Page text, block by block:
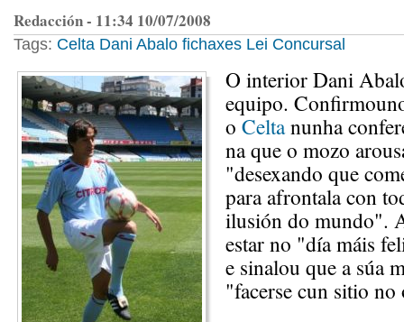
Redacción - 11:34 10/07/2008
Tags: Celta Dani Abalo fichaxes Lei Concursal
O interior Dani
equipo.
o Celtanunha
na que o mozo
"desexando que
para afrontala con
ilusión do mundo".
estar no "día máis
e sinalou que a súa
"facerse cun sitio no